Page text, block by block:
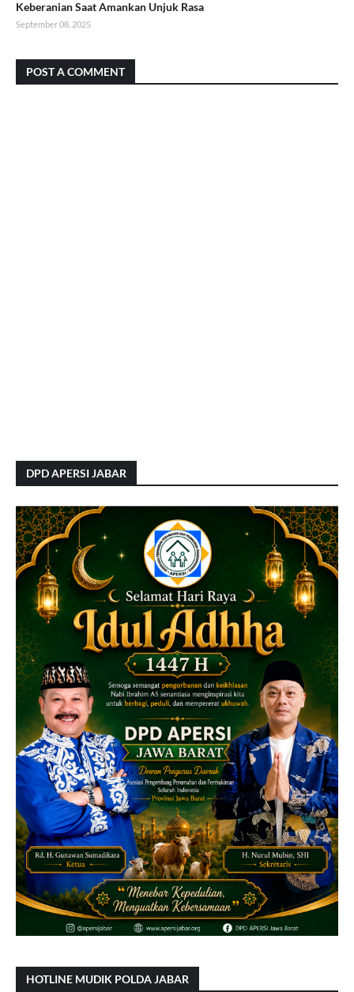
Keberanian Saat Amankan Unjuk Rasa
September 08, 2025
POST A COMMENT
DPD APERSI JABAR
HOTLINE MUDIK POLDA JABAR